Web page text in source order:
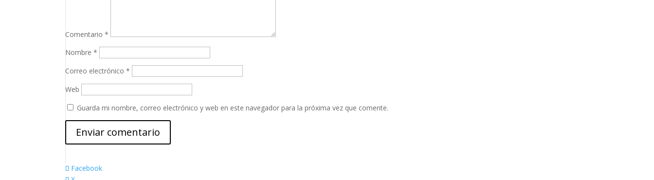
Comentario*
Nombre*
Correo electrónico*
Web
Guarda mi nombre, correo electrónico y web en este navegador para la próxima vez que comente.
Facebook